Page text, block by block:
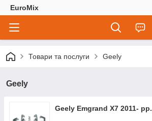
EuroMix
Товари та послуги Geely
Geely
Geely Emgrand X7 2011- рр.